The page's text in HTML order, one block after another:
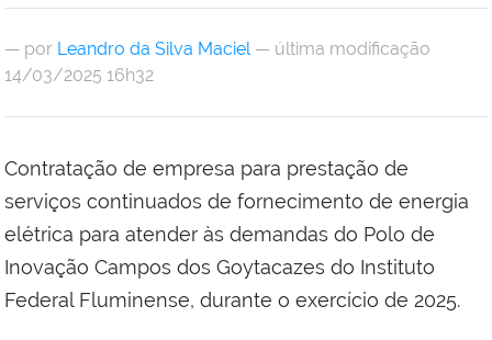
— por Leandro da Silva Maciel— última modificação
14/03/2025 16h32
Contratação de empresa para prestação de
serviços continuados de fornecimento de energia
elétrica para atender às demandas do Polo de
Inovação Campos dos Goytacazes do Instituto
Federal Fluminense, durante o exercício de 2025.